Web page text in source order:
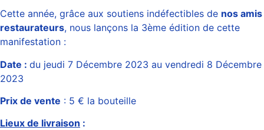
Cette année, grâce aux soutiens indéfectibles de nos amis
restaurateurs, nous lançons la 3ème édition de cette
manifestation :
Date : du jeudi 7 Décembre 2023 au vendredi 8 Décembre
2023
Prix de vente : 5 € la bouteille
Lieux de livraison :